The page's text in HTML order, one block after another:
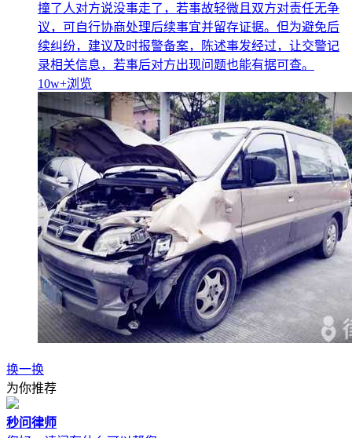
撞了人对方说没事走了，若事故轻微且双方对责任无争
议，可自行协商处理后续事宜并留存证据。但为避免后
续纠纷，建议及时报警备案，陈述事发经过，让交警记
录相关信息，若事后对方出现问题也能有据可查。
10w+浏览
换一换
为你推荐
秒问律师